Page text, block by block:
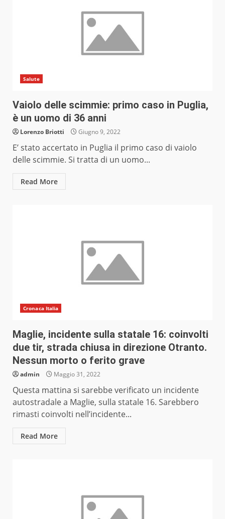
Salute
Vaiolo delle scimmie: primo caso in Puglia,
è un uomo di 36 anni
Lorenzo Briotti Giugno 9, 2022
E’ stato accertato in Puglia il primo caso di vaiolo
delle scimmie. Si tratta di un uomo...
Read More
Cronaca Italia
Maglie, incidente sulla statale 16: coinvolti
due tir, strada chiusa in direzione Otranto.
Nessun morto o ferito grave
admin Maggio 31, 2022
Questa mattina si sarebbe verificato un incidente
autostradale a Maglie, sulla statale 16. Sarebbero
rimasti coinvolti nell’incidente...
Read More